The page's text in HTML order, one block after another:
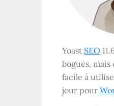
Yoast SEO
bogues,
facile à
jour pour